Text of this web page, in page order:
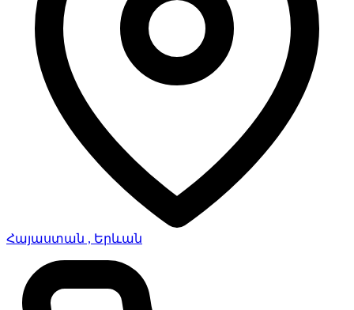
Հայաստան , Երևան